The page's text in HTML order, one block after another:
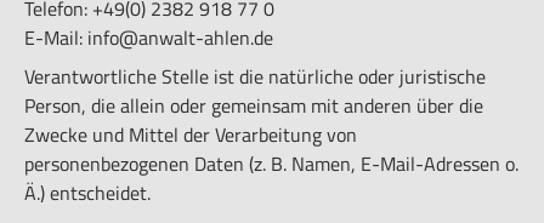
Telefon: +49(0) 2382 918 77 0
E-Mail: info@anwalt-ahlen.de
Verantwortliche Stelle ist die natürliche oder juristische
Person, die allein oder gemeinsam mit anderen über die
Zwecke und Mittel der Verarbeitung von
personenbezogenen Daten (z. B. Namen, E-Mail-Adressen o.
Ä.) entscheidet.